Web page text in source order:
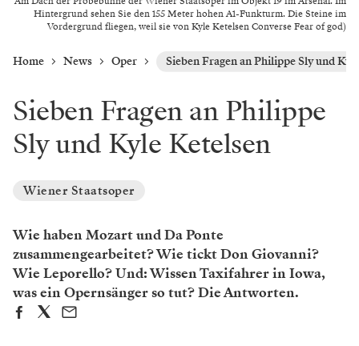
Hintergrund sehen Sie den 155 Meter hohen A1-Funkturm. Die Steine im
Vordergrund ­fliegen, weil sie von Kyle Ketelsen Converse Fear of god)
Home News Oper Sieben Fragen an Philippe Sly und
Sieben Fragen an Philippe
Sly und Kyle Ketelsen
Wiener Staatsoper
Wie haben Mozart und Da Ponte
zusammengearbeitet? Wie tickt Don Giovanni?
Wie Leporello? Und: Wissen Taxifahrer in Iowa,
was ein Opernsänger so tut? Die Antworten.